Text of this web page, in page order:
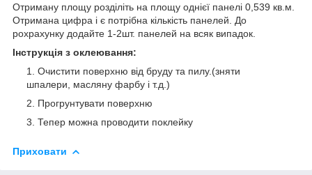
Отриману площу розділіть на площу однієї панелі 0,539 кв.м.
Отримана цифра і є потрібна кількість панелей. До
рохрахунку додайте 1-2шт. панелей на всяк випадок.
Інструкція з оклеювання:
Очистити поверхню від бруду та пилу.(зняти
шпалери, масляну фарбу і т.д.)
Прогрунтувати поверхню
Тепер можна проводити поклейку
Приховати